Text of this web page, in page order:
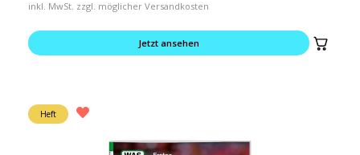
inkl. MwSt. zzgl. möglicher Versandkosten
Jetzt ansehen
Heft